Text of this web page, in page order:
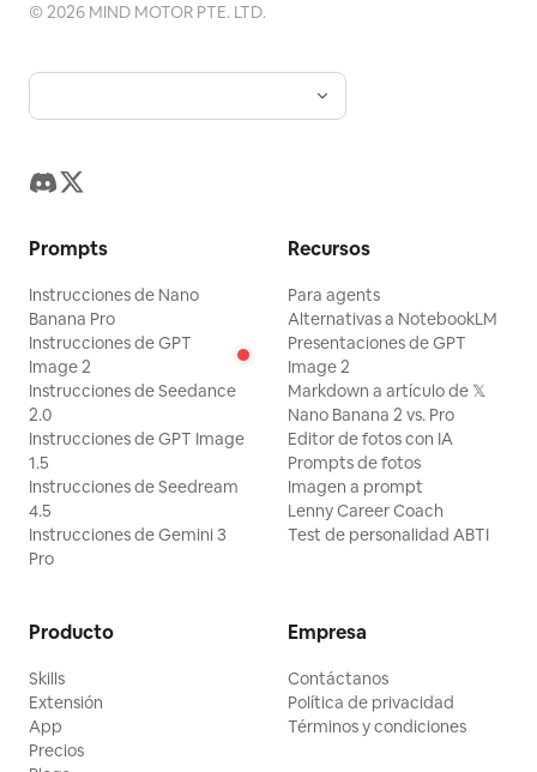
©2026 MIND MOTOR PTE. LTD.
Prompts
Instrucciones de Nano
Banana Pro
Instrucciones de GPT
Image 2
Instrucciones de Seedance
2.0
Instrucciones de GPT Image
1.5
Instrucciones de Seedream
4.5
Instrucciones de Gemini 3
Pro
Recursos
Para agents
Alternativas a NotebookLM
Presentaciones de GPT
Image 2
Markdown a artículo de 𝕏
Nano Banana 2 vs. Pro
Editor de fotos con IA
Prompts de fotos
Imagen a prompt
Lenny Career Coach
Test de personalidad ABTI
Producto
Skills
Extensión
App
Precios
Empresa
Contáctanos
Política de privacidad
Términos y condiciones